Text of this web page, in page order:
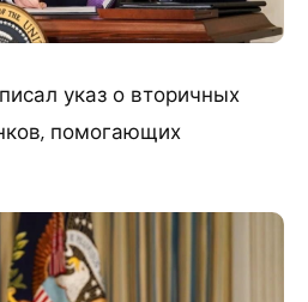
указ о вторичных
помогающих